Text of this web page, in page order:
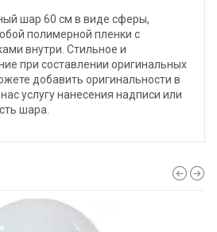
шар 60 см в виде сферы,
полимерной пленки с
внутри. Стильное и
при составлении оригинальных
добавить оригинальности в
услугу нанесения надписи или
шара.